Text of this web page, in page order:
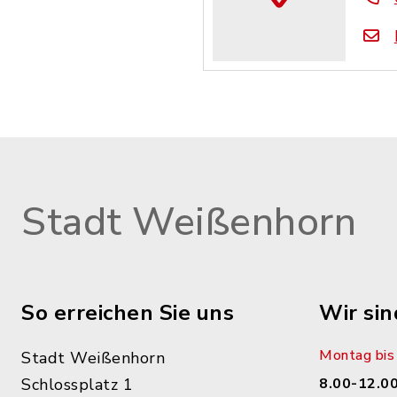
Stadt Weißenhorn
So erreichen Sie uns
Stadt Weißenhorn
Schlossplatz 1
Wir
Montag
8.00-